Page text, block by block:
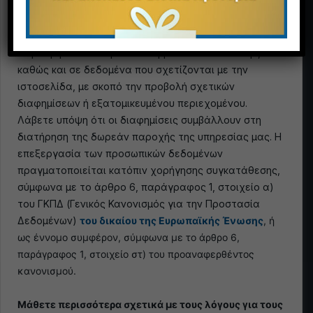
Κατά την επίσκεψη στον ιστότοπό μας,
προεπιλεγμένες εταιρείες ενδέχεται να έχουν
πρόσβαση στη συσκευή σας και να χρησιμοποιούν
συγκεκριμένα δεδομένα που βρίσκονται σε αυτήν,
καθώς και σε δεδομένα που σχετίζονται με την
ιστοσελίδα, με σκοπό την προβολή σχετικών
διαφημίσεων ή εξατομικευμένου περιεχομένου.
Λάβετε υπόψη ότι οι διαφημίσεις συμβάλλουν στη
διατήρηση της δωρεάν παροχής της υπηρεσίας μας. Η
επεξεργασία των προσωπικών δεδομένων
πραγματοποιείται κατόπιν χορήγησης συγκατάθεσης,
σύμφωνα με το άρθρο 6, παράγραφος 1, στοιχείο α)
του ΓΚΠΔ (Γενικός Κανονισμός για την Προστασία
Δεδομένων) του δικαίου της Ευρωπαϊκής Ένωσης, ή
ως έννομο συμφέρον, σύμφωνα με το άρθρο 6,
παράγραφος 1, στοιχείο στ) του προαναφερθέντος
κανονισμού.
Μάθετε περισσότερα σχετικά με τους λόγους για τους
Email
Τηλέφωνο
Μήνυμα